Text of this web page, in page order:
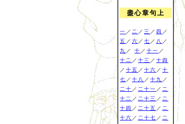
盡心章句上
一 ／ 二 ／ 三 ／ 四 ／
五 ／ 六 ／ 七 ／ 八 ／
九 ／ 十 ／ 十一 ／
十二 ／ 十三 ／ 十四
／ 十五 ／ 十六 ／ 十
七 ／ 十八 ／ 十九 ／
二十 ／ 二十一 ／ 二
十二 ／ 二十三 ／ 二
十四 ／ 二十五 ／ 二
十六 ／ 二十七 ／ 二